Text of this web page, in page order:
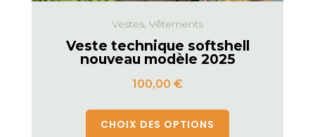
Vestes, Vêtements
Veste technique softshell
nouveau modèle 2025
100,00 €
CHOIX DES OPTIONS